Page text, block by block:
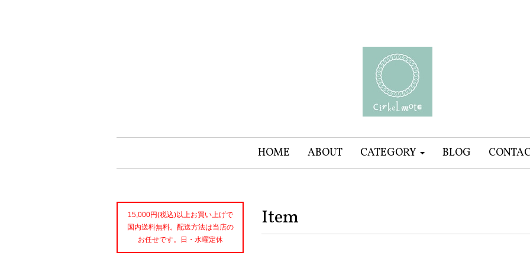
HOME ABOUT CATEGORY BLOG
Item
15,000円(税込)以上お買い上げで
国内送料無料。配送方法は当店の
お任せです。日・水曜定休